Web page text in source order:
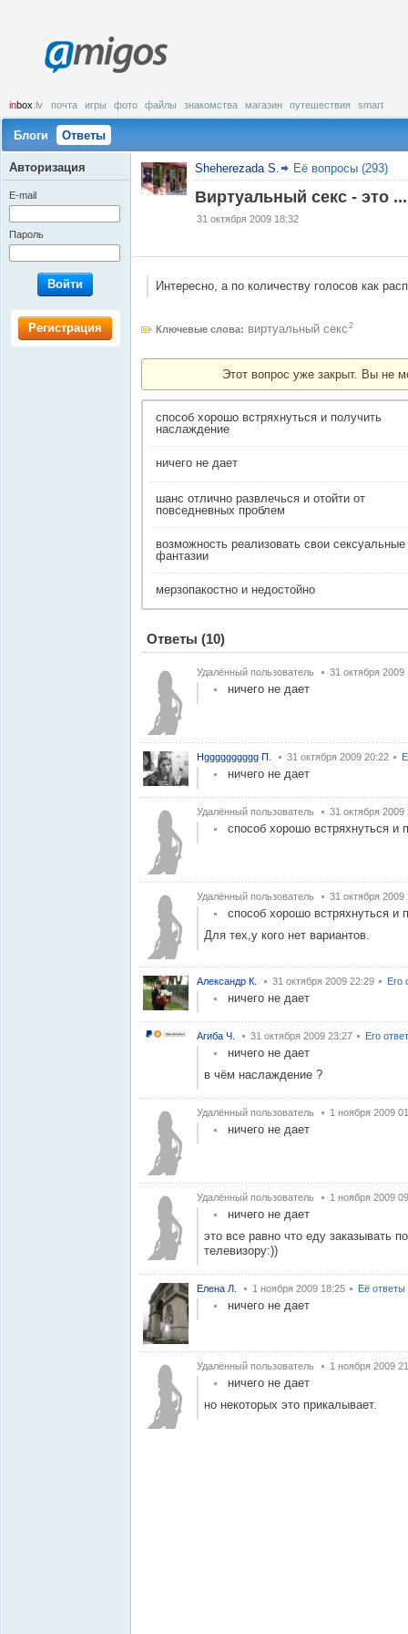
amigos
inbox .lv почта игры фото файлы знакомства магазин путешествия smart
Блоги Ответы
Sheherezada S. Её вопросы (293)
Виртуальный секс - это ...
31 октября 2009 18:32
Интересно, а по количеству голосов как
Ключевые слова: виртуальный секс 2
Этот вопрос уже закрыт. Вы не
способ хорошо встряхнуться и получить
наслаждение
ничего не дает
шанс отлично развлечься и отойти от
повседневных проблем
возможность реализовать свои сексуальные
фантазии
мерзопакостно и недостойно
Ответы (10)
Удалённый пользователь 31 октября 2009
ничего не дает
Нgggggggggg П. 31 октября 2009 20:22
ничего не дает
Удалённый пользователь 31 октября 2009
способ хорошо встряхнуться и
Удалённый пользователь 31 октября 2009
способ хорошо встряхнуться и
Для тех,у кого нет вариантов.
Александр К. 31 октября 2009 22:29 Его
ничего не дает
Агиба Ч. 31 октября 2009 23:27 Его
ничего не дает
в чём наслаждение ?
Удалённый пользователь 1 ноября 2009
ничего не дает
Удалённый пользователь 1 ноября 2009
ничего не дает
это все равно что еду заказывать
телевизору:))
Eлена Л. 1 ноября 2009 18:25 Её ответы
ничего не дает
Удалённый пользователь 1 ноября 2009
ничего не дает
но некоторых это прикалывает.
Авторизация
E-mail
Пароль
Войти
Регистрация